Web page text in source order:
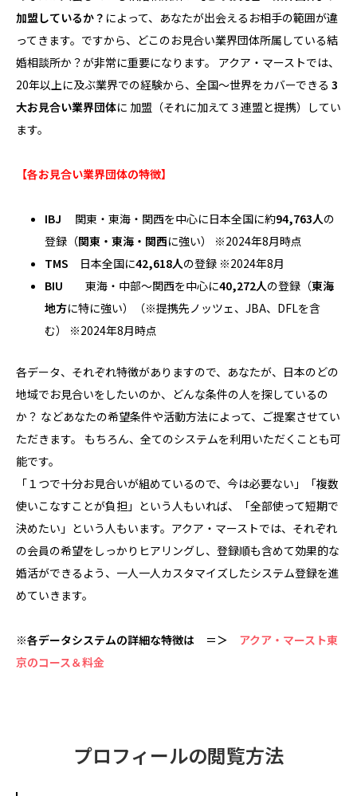
加盟しているか？ によって、あなたが出会えるお相手の範囲が違
ってきます。ですから、どこのお見合い業界団体所属している結
婚相談所か？が非常に重要になります。 アクア・マーストでは、
20年以上に及ぶ業界での経験から、全国～世界をカバーできる 3
大お見合い業界団体に 加盟（それに加えて３連盟と提携）してい
ます。
【各お見合い業界団体の特徴】
IBJ 関東・東海・関西を中心に日本全国に約94,763人の
登録（関東・東海・関西に強い） ※2024年8月時点
TMS 日本全国に42,618人の登録 ※2024年8月
BIU 東海・中部～関西を中心に40,272人の登録（東海
地方に特に強い）（※提携先ノッツェ、JBA、DFLを含
む） ※2024年8月時点
各データ、それぞれ特徴がありますので、あなたが、日本のどの
地域でお見合いをしたいのか、どんな条件の人を探しているの
か？ などあなたの希望条件や活動方法によって、ご提案させてい
ただきます。 もちろん、全てのシステムを利用いただくことも可
能です。
「１つで十分お見合いが組めているので、今は必要ない」「複数
使いこなすことが負担」という人もいれば、「全部使って短期で
決めたい」という人もいます。アクア・マーストでは、それぞれ
の会員の希望をしっかりヒアリングし、登録順も含めて効果的な
婚活ができるよう、一人一人カスタマイズしたシステム登録を進
めていきます。
※各データシステムの詳細な特徴は ＝＞
アクア・マースト東
京のコース＆料金
プロフィールの閲覧方法